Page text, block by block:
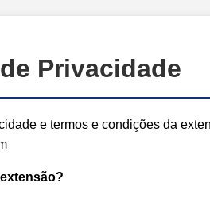
Privacidade
e termos e condições da